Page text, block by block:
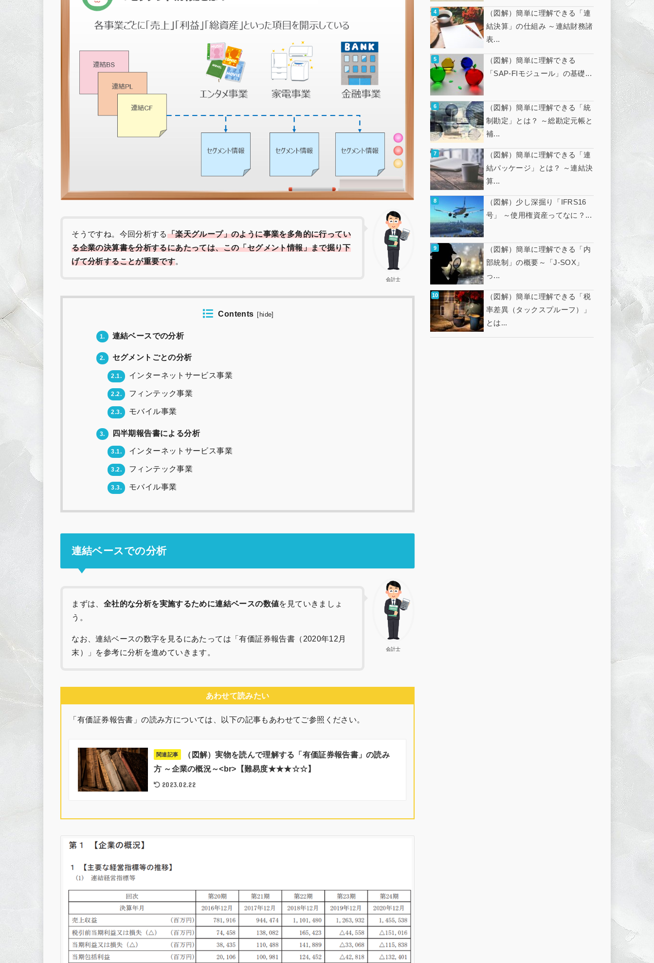
会計士
そうですね。今回分析する「楽天グループ」のように事業を多角的に行ってい
る企業の決算書を分析するにあたっては、この「セグメント情報」まで掘り下
げて分析することが重要です。
Contents hide
1. 連結ベースでの分析
2. セグメントごとの分析
2.1. インターネットサービス事業
2.2. フィンテック事業
2.3. モバイル事業
3. 四半期報告書による分析
3.1. インターネットサービス事業
3.2. フィンテック事業
3.3. モバイル事業
連結ベースでの分析
会計士
まずは、 全社的な分析を実施するために連結ベースの数値を見ていきましょ
う。
なお、連結ベースの数字を見るにあたっては「有価証券報告書（2020年12月
末）」を参考に分析を進めていきます。
あわせて読みたい
「有価証券報告書」の読み方については、以下の記事もあわせてご参照ください。
関連記事
（図解）実物を読んで理解する「有価証券報告書」の読み
方 ～企業の概況～<br>【難易度★★★☆☆】
2023.02.22
（図解）簡単に理解できる「連
結決算」の仕組み ～連結財務諸
表...
（図解）簡単に理解できる
「SAP-FIモジュール」の基礎...
（図解）簡単に理解できる「統
制勘定」とは？ ～総勘定元帳と
補...
（図解）簡単に理解できる「連
結パッケージ」とは？ ～連結決
算...
（図解）少し深掘り「IFRS16
号」 ～使用権資産ってなに？...
（図解）簡単に理解できる「内
部統制」の概要～「J-SOX」
っ...
（図解）簡単に理解できる「税
率差異（タックスプルーフ）」
とは...